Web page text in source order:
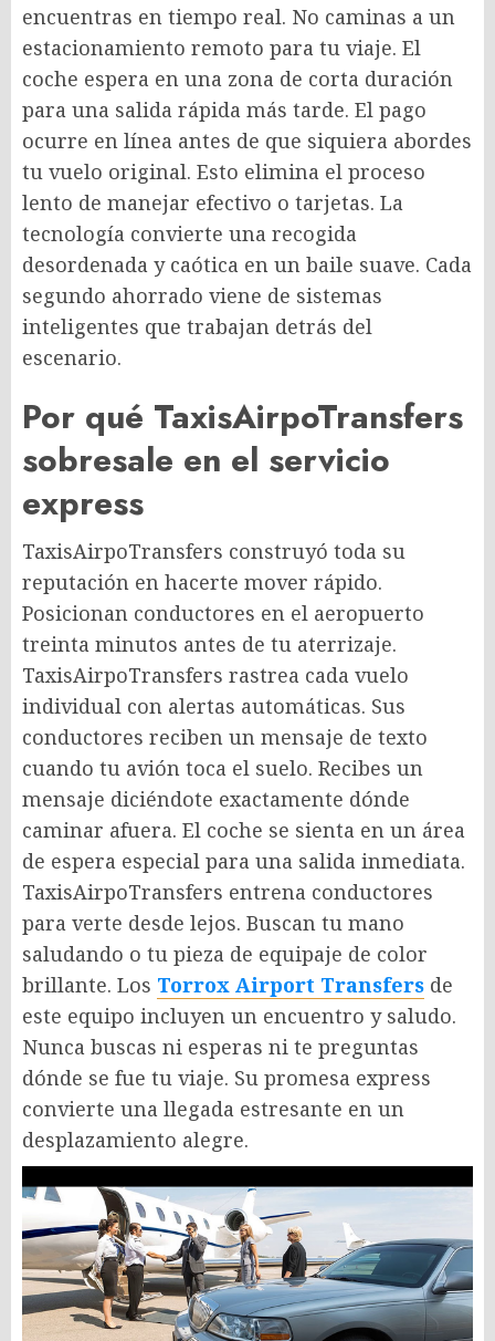
encuentras en tiempo real. No caminas a un
estacionamiento remoto para tu viaje. El
coche espera en una zona de corta duración
para una salida rápida más tarde. El pago
ocurre en línea antes de que siquiera abordes
tu vuelo original. Esto elimina el proceso
lento de manejar efectivo o tarjetas. La
tecnología convierte una recogida
desordenada y caótica en un baile suave. Cada
segundo ahorrado viene de sistemas
inteligentes que trabajan detrás del
escenario.
Por qué TaxisAirpoTransfers
sobresale en el servicio
express
TaxisAirpoTransfers construyó toda su
reputación en hacerte mover rápido.
Posicionan conductores en el aeropuerto
treinta minutos antes de tu aterrizaje.
TaxisAirpoTransfers rastrea cada vuelo
individual con alertas automáticas. Sus
conductores reciben un mensaje de texto
cuando tu avión toca el suelo. Recibes un
mensaje diciéndote exactamente dónde
caminar afuera. El coche se sienta en un área
de espera especial para una salida inmediata.
TaxisAirpoTransfers entrena conductores
para verte desde lejos. Buscan tu mano
saludando o tu pieza de equipaje de color
brillante. Los Torrox Airport Transfers de
este equipo incluyen un encuentro y saludo.
Nunca buscas ni esperas ni te preguntas
dónde se fue tu viaje. Su promesa express
convierte una llegada estresante en un
desplazamiento alegre.